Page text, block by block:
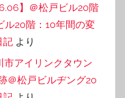
】＠松戸ビル20階
ル20階：10年間の変
記 より
市アイリンクタウン
＠松戸ビルヂング20